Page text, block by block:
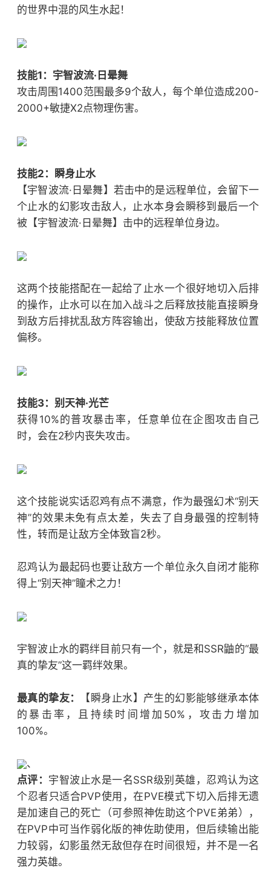
的世界中混的风生水起！
技能1：宇智波流·日晕舞
攻击周围1400范围最多9个敌人，每个单位造成200-
2000+敏捷X2点物理伤害。
技能2：瞬身止水
【宇智波流·日晕舞】若击中的是远程单位，会留下一
个止水的幻影攻击敌人，止水本身会瞬移到最后一个
被【宇智波流·日晕舞】击中的远程单位身边。
这两个技能搭配在一起给了止水一个很好地切入后排
的操作，止水可以在加入战斗之后释放技能直接瞬身
到敌方后排扰乱敌方阵容输出，使敌方技能释放位置
偏移。
技能3：别天神·光芒
获得10%的普攻暴击率，任意单位在企图攻击自己
时，会在2秒内丧失攻击。
这个技能说实话忍鸡有点不满意，作为最强幻术“别天
神”的效果未免有点太差，失去了自身最强的控制特
性，转而是让敌方全体致盲2秒。
忍鸡认为最起码也要让敌方一个单位永久自闭才能称
得上“别天神”瞳术之力！
宇智波止水的羁绊目前只有一个，就是和SSR鼬的“最
真的挚友”这一羁绊效果。
最真的挚友：
【瞬身止水】产生的幻影能够继承本体
的暴击率，且持续时间增加50%，攻击力增加
100%。
、
点评： 宇智波止水是一名SSR级别英雄，忍鸡认为这
个忍者只适合PVP使用，在PVE模式下切入后排无遗
是加速自己的死亡（可参照神佐助这个PVE弟弟），
在PVP中可当作弱化版的神佐助使用，但后续输出能
力较弱，幻影虽然无敌但存在时间很短，并不是一名
强力英雄。